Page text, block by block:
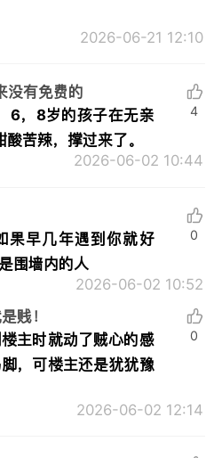
2026-06-21 12:10
没有免费的
6，8岁的孩子在无亲
苦辣，撑过来了。
2026-06-02 10:44
4
果早几年遇到你就好
围墙内的人
2026-06-02 10:52
0
贱！
主时就动了贼心的感
，可楼主还是犹犹豫
2026-06-02 12:14
0